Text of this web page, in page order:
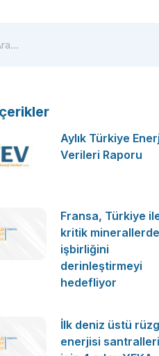
Aylık Türkiye
Verileri Raporu
Fransa, Türkiye
kritik minerallerde
işbirliğini
derinleştirmeyi
hedefliyor
İlk deniz üstü
enerjisi santralleri